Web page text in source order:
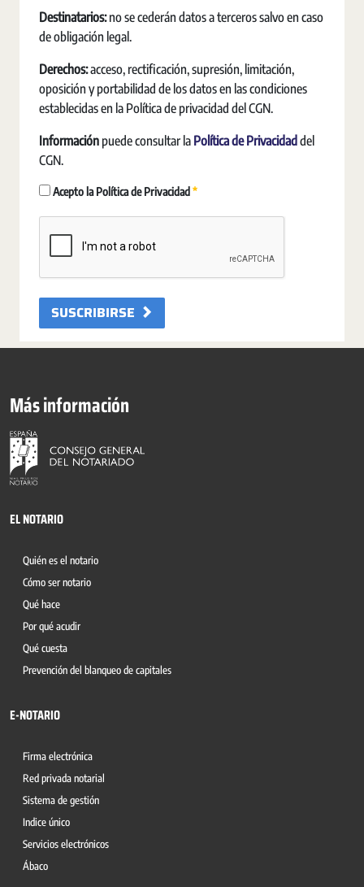
Destinatarios:no se cederán datos a terceros salvo en caso
de obligación legal.
Derechos:acceso, rectificación, supresión, limitación,
oposición y portabilidad de los datos en las condiciones
establecidas en la Política de privacidad del CGN.
Información puede consultar la Política de Privacidaddel
CGN.
Acepto la Política de Privacidad Obrigatório
SUSCRIBIRSE
Más información
EL NOTARIO
Quién es el notario
Cómo ser notario
Qué hace
Por qué acudir
Qué cuesta
Prevención del blanqueo de capitales
E-NOTARIO
Firma electrónica
Red privada notarial
Sistema de gestión
Indice único
Servicios electrónicos
Ábaco